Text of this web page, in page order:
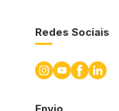
Redes Sociais
Envio